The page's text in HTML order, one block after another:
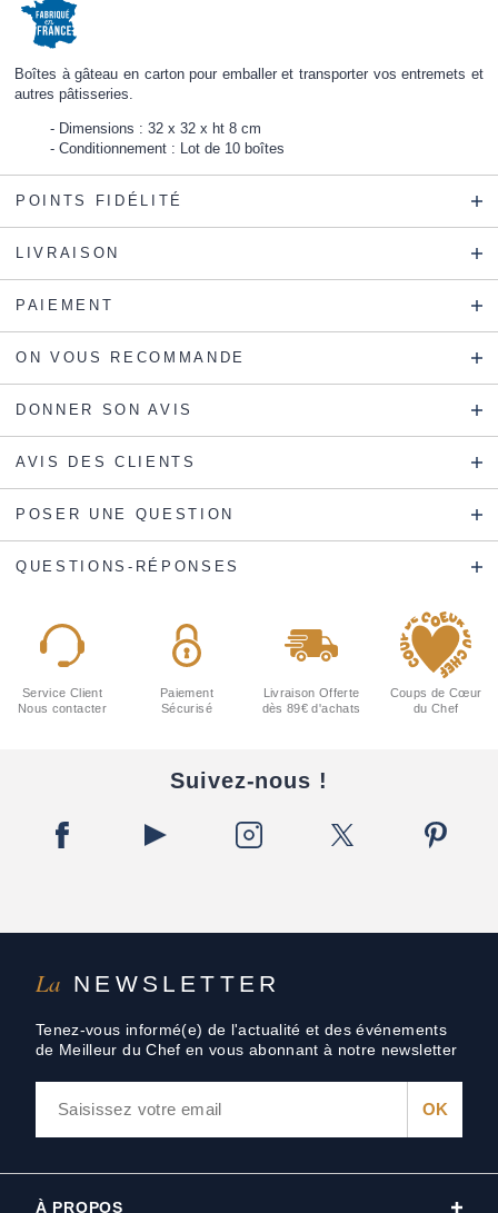
Boîtes à gâteau en carton pour emballer et transporter vos entremets et
autres pâtisseries.
Dimensions : 32 x 32 x ht 8 cm
Conditionnement : Lot de 10 boîtes
POINTS FIDÉLITÉ
LIVRAISON
PAIEMENT
ON VOUS RECOMMANDE
DONNER SON AVIS
AVIS DES CLIENTS
POSER UNE QUESTION
QUESTIONS-RÉPONSES
La NEWSLETTER
Tenez-vous informé(e) de l'actualité et des événements
de Meilleur du Chef en vous abonnant à notre newsletter
Service Client
Nous contacter
Paiement
Sécurisé
Livraison Offerte
dès 89€ d'achats
Coups de Cœur
du Chef
Suivez-nous !
À PROPOS